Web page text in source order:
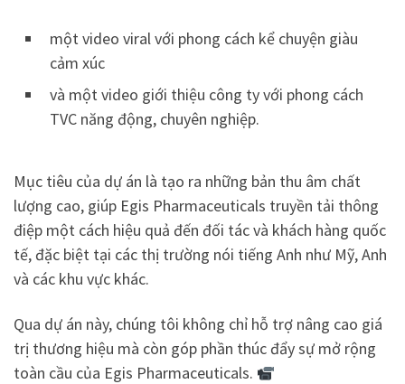
một video viral với phong cách kể chuyện giàu
cảm xúc
và một video giới thiệu công ty với phong cách
TVC năng động, chuyên nghiệp.
Mục tiêu của dự án là tạo ra những bản thu âm chất
lượng cao, giúp Egis Pharmaceuticals truyền tải thông
điệp một cách hiệu quả đến đối tác và khách hàng quốc
tế, đặc biệt tại các thị trường nói tiếng Anh như Mỹ, Anh
và các khu vực khác.
Qua dự án này, chúng tôi không chỉ hỗ trợ nâng cao giá
trị thương hiệu mà còn góp phần thúc đẩy sự mở rộng
toàn cầu của Egis Pharmaceuticals.